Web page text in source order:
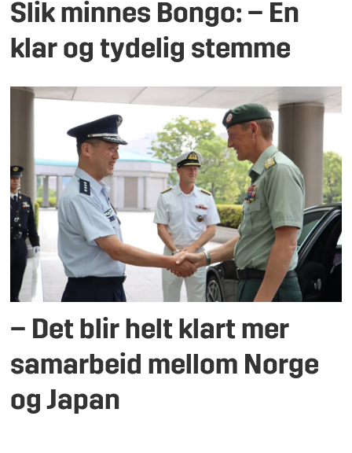
Slik minnes Bongo: – En
klar og tydelig stemme
– Det blir helt klart mer
samarbeid mellom Norge
og Japan